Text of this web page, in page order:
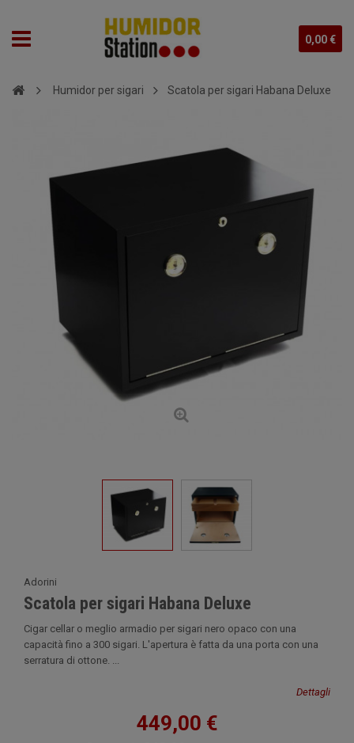
0,00 €
Humidor per sigari Scatola per sigari Habana Deluxe
Adorini
Scatola per sigari Habana Deluxe
Cigar cellar o meglio armadio per sigari nero opaco con una
capacità fino a 300 sigari. L'apertura è fatta da una porta con una
serratura di ottone. ...
Dettagli
449,00 €